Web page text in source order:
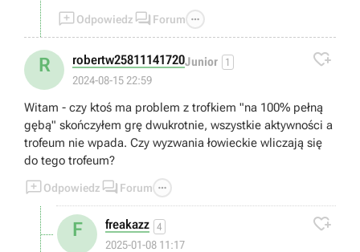
Odpowiedz  Forum 
R robertw25811141720Junior 1
2024-08-15 22:59

Witam - czy ktoś ma problem z trofkiem "na 100% pełną
gębą" skończyłem grę dwukrotnie, wszystkie aktywności a
trofeum nie wpada. Czy wyzwania łowieckie wliczają się
do tego trofeum?
Odpowiedz  Forum 
F freakazz 4
2025-01-08 11:17
